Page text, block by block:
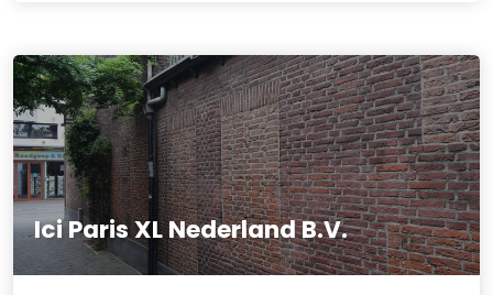
Ici Paris XL Nederland B.V.